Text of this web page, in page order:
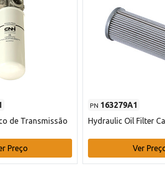
de Transmissão
Preço
PN 163279A1
Hydraulic Oil Filter
Ver